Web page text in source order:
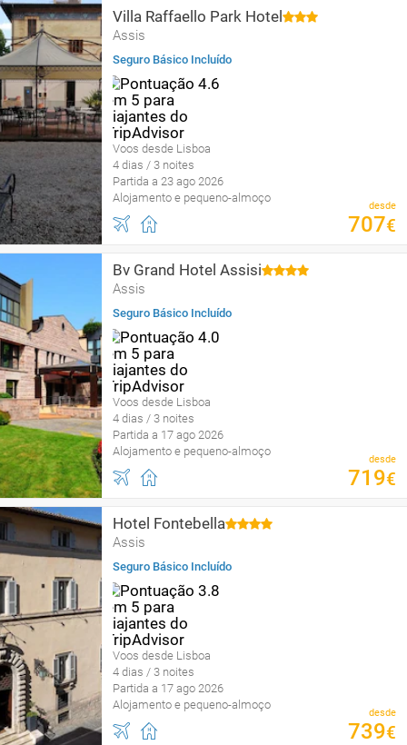
Villa Raffaello Park Hotel
Assis
Seguro Básico Incluído
Voos desde Lisboa
4 dias / 3 noites
Partida a 23 ago 2026
Alojamento e pequeno-almoço
desde
707€
Bv Grand Hotel Assisi
Assis
Seguro Básico Incluído
Voos desde Lisboa
4 dias / 3 noites
Partida a 17 ago 2026
Alojamento e pequeno-almoço
desde
719€
Hotel Fontebella
Assis
Seguro Básico Incluído
Voos desde Lisboa
4 dias / 3 noites
Partida a 17 ago 2026
Alojamento e pequeno-almoço
desde
739€